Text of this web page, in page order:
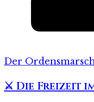
Der
⚔️ Die Freizeit